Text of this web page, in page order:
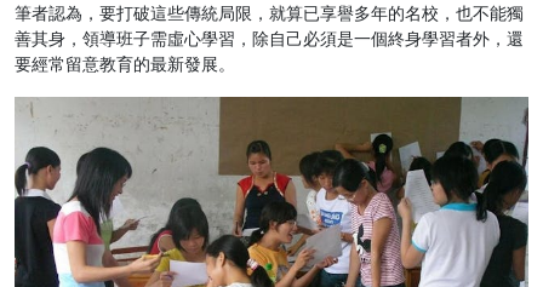
筆者認為，要打破這些傳統局限，就算已享譽多年的名校，也不能獨
善其身，領導班子需虛心學習，除自己必須是一個終身學習者外，還
要經常留意教育的最新發展。